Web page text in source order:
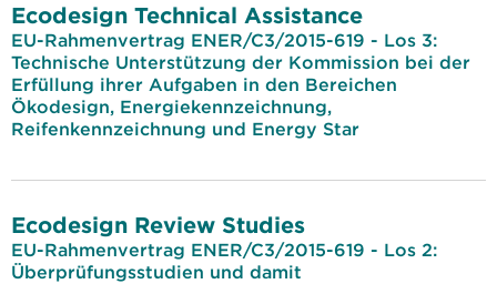
Ecodesign Technical Assistance
EU-Rahmenvertrag ENER/C3/2015-619 - Los 3:
Technische Unterstützung der Kommission bei der
Erfüllung ihrer Aufgaben in den Bereichen
Ökodesign, Energiekennzeichnung,
Reifenkennzeichnung und Energy Star
Ecodesign Review Studies
EU-Rahmenvertrag ENER/C3/2015-619 - Los 2:
Überprüfungsstudien und damit